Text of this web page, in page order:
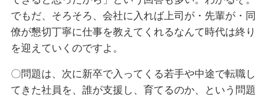
でもだ、そろそろ、会社に入れば上司が・先輩が・同
僚が懇切丁寧に仕事を教えてくれるなんて時代は終り
を迎えていくのですよ。
〇問題は、次に新卒で入ってくる若手や中途で転職し
てきた社員を、誰が支援し、育てるのか、という問題